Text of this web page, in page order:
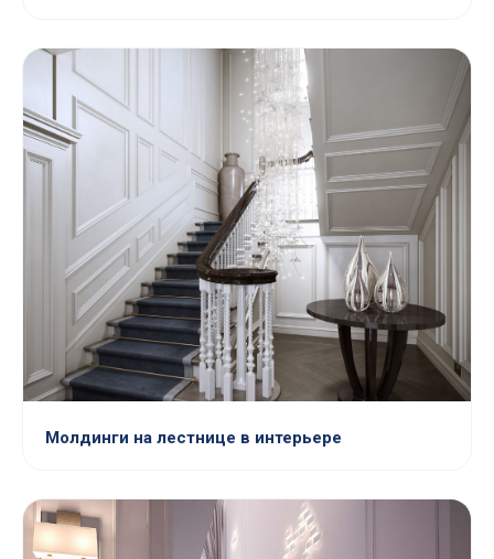
Молдинги на лестнице в интерьере